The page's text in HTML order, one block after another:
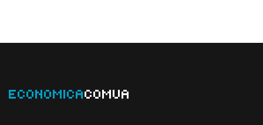
ECONOMICACOMUA